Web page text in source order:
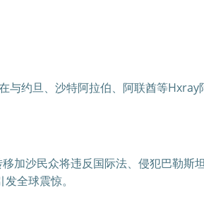
约旦、沙特阿拉伯、阿联酋等
加沙民众将违反国际法、侵犯巴勒斯
全球震惊。